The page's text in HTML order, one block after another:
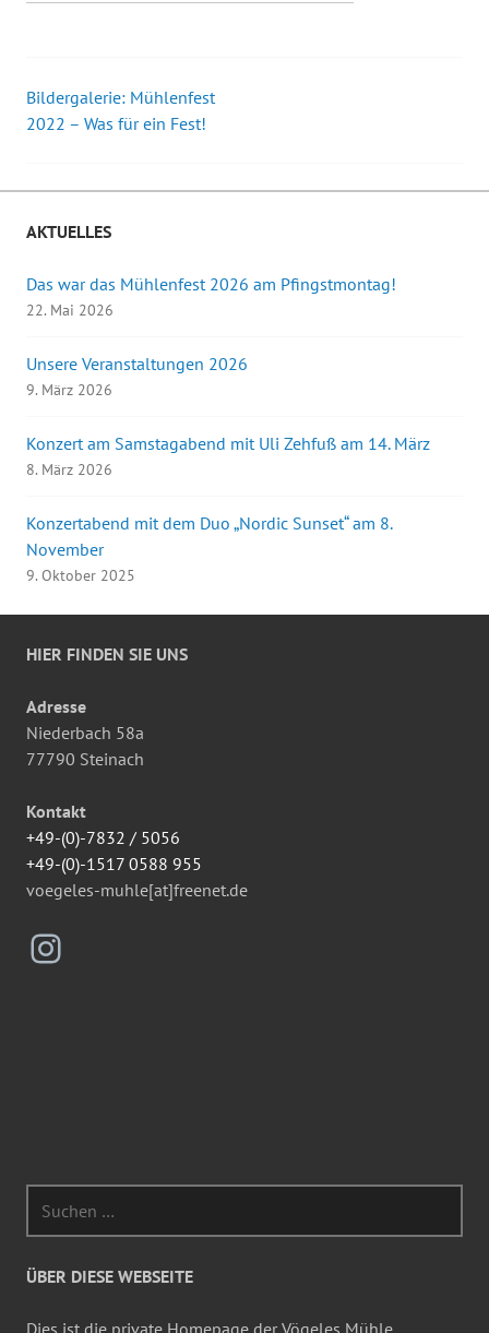
Beitrags-
Bildergalerie: Mühlenfest
2022 – Was für ein Fest!
AKTUELLES
Das war das Mühlenfest 2026 am Pfingstmontag!
22. Mai 2026
Unsere Veranstaltungen 2026
9. März 2026
Konzert am Samstagabend mit Uli Zehfuß am 14. März
8. März 2026
Konzertabend mit dem Duo „Nordic Sunset“ am 8.
November
9. Oktober 2025
HIER FINDEN SIE UNS
Adresse
Niederbach 58a
77790 Steinach
Kontakt
+49-(0)-7832 / 5056
+49-(0)-1517 0588 955
voegeles-muhle[at]freenet.de
Instagram
nach:
ÜBER DIESE WEBSEITE
Dies ist die private Homepage der Vögeles Mühle.